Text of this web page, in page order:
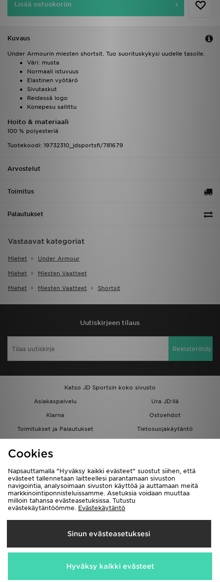
Lisää ostoskoriin
Kuvaus
Under Armourin miesten shortsit. Tuo suorituskykysi uudelle tasolle.
Väri: musta
Normaali istuvuus
Elastinen vyötärö
Sivutaskut
Reidessä logo
Konepesu sallittu
Hoito & materiaali
100 % polyesteriä
Tuotekoodi: 19732310_jdsportsfi/781679
Arvostelut
Toimitus
Palautukset
Vastaavat kategoriat
Miehet Under Armour
Miehet Miesten Vaatteet
Miehet Miesten Vaatteet Shortsit
Uutiskirjeen tilaus
Rekisteröidy
Katso JD Sportsin koko sivusto
Asiakaspalvelu
Ura JD:llä
Klarna
Ostoehdot
Toimitukset ja Palautukset
Tietosuojakäytäntö
Löydä myymälä
Kumppanuusohjelma
JD Blog
Toimitetaan
Suomi
Me hyväksymme seuraavat maksutavat
Cookies
Napsauttamalla "Hyväksy kaikki evästeet" suostut siihen, että
evästeet tallennetaan laitteellesi parantamaan sivuston
navigointia, analysoimaan sivuston käyttöä ja auttamaan meitä
markkinointiponnisteluissamme. Asetuksia voidaan muuttaa
milloin tahansa evästeasetuksissa. Tutustu
evästekäytäntöömme. Evästekäytäntö
Sinun evästeasetuksesi
Hyväksy kaikki evästeet